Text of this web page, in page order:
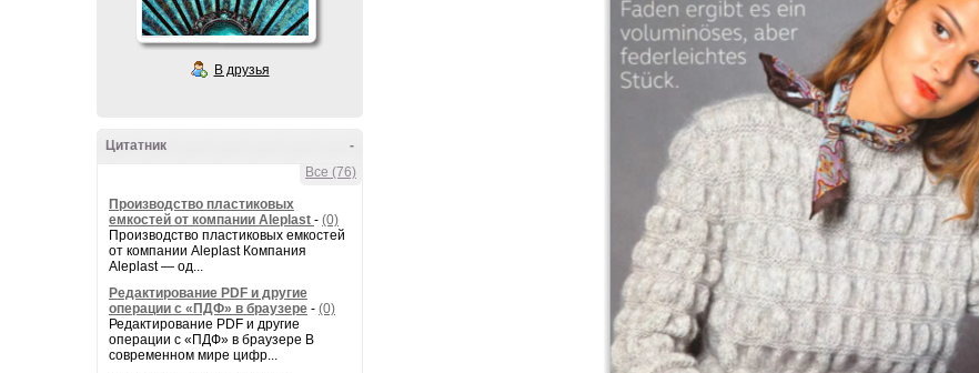
В друзья
-
Цитатник
Все (76)
Производство пластиковых
емкостей от компании Aleplast - (0)
Производство пластиковых емкостей
от компании Aleplast Компания
Aleplast — од...
Редактирование PDF и другие
операции с «ПДФ» в браузере - (0)
Редактирование PDF и другие
операции с «ПДФ» в браузере В
современном мире цифр...